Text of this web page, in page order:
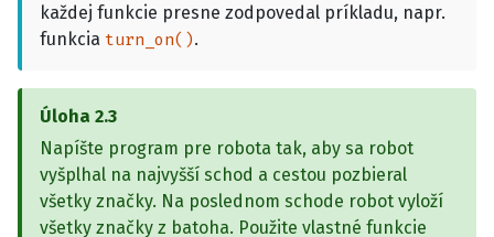
každej funkcie presne zodpovedal príkladu, napr.
funkcia turn_on().
Úloha 2.3
Napíšte program pre robota tak, aby sa robot
vyšplhal na najvyšší schod a cestou pozbieral
všetky značky. Na poslednom schode robot vyloží
všetky značky z batoha. Použite vlastné funkcie